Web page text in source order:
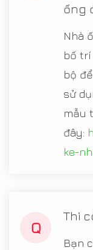
ống
Nhà
bố trí
bộ
sử
mẫu
đây:
ke-
Q
Thi
Bạn